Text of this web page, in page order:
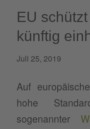
EU
künftig
Juli 25, 2019
Auf
hohe
sogenannter